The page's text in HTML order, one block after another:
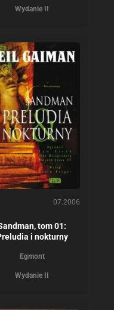
Wydanie II
07.2006
tom 01:
i nokturny
Egmont
Wydanie II